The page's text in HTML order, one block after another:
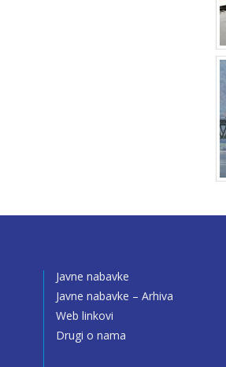
Javne nabavke
Javne nabavke – Arhiva
Web linkovi
Drugi o nama